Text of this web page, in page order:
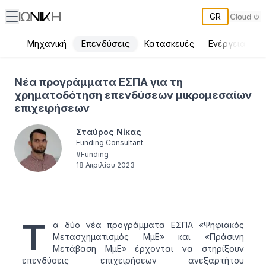
GR
Μηχανική Επενδύσεις Κατασκευές Ενέργεια
Νέα προγράμματα ΕΣΠΑ για τη
χρηματοδότηση επενδύσεων μικρομεσαίων
επιχειρήσεων
Σταύρος Νίκας
Funding Consultant
#Funding
18 Απριλίου 2023
Τ
α δύο νέα προγράμματα ΕΣΠΑ «Ψηφιακός
Μετασχηματισμός ΜμΕ» και «Πράσινη
Μετάβαση ΜμΕ» έρχονται να στηρίξουν
επενδύσεις επιχειρήσεων ανεξαρτήτου